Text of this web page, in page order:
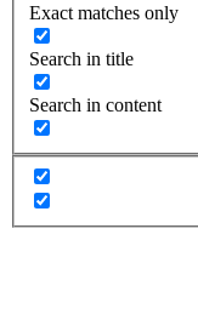
Exact matches only
Search in title
Search in content